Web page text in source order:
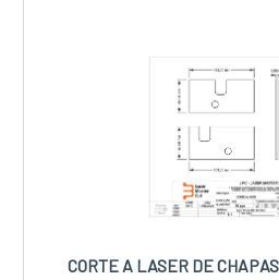
dentro da Artmetal
barateando o produto final.
CORTE A LASER DE CHAPAS